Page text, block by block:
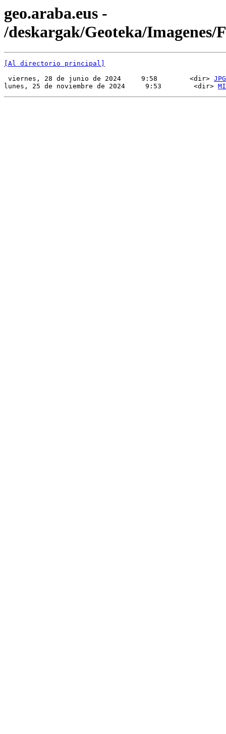
geo.araba.eus -
/deskargak/Geoteka/Imagenes/
[Al directorio principal]
viernes, 28 de junio de 2024     9:58        <dir> JPG
lunes, 25 de noviembre de 2024     9:53        <dir>